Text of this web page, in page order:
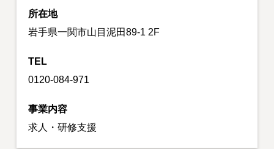
所在地
岩手県一関市山目泥田89-1 2F
TEL
0120-084-971
事業内容
求人・研修支援